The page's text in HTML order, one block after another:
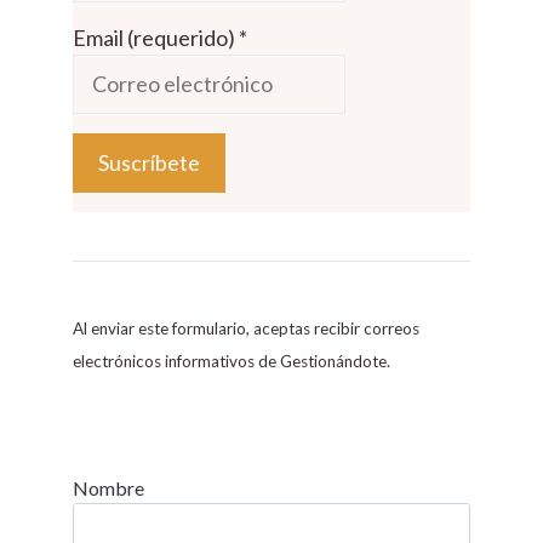
Email (requerido) *
o
s
t
C
Al enviar este formulario, aceptas recibir correos
electrónicos informativos de Gestionándote.
Nombre